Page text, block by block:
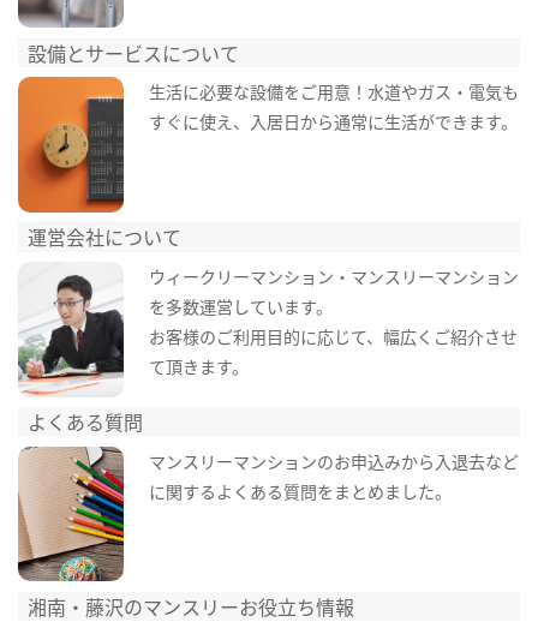
設備とサービスについて
生活に必要な設備をご用意！水道やガス・電気も
すぐに使え、入居日から通常に生活ができます。
運営会社について
ウィークリーマンション・マンスリーマンション
を多数運営しています。
お客様のご利用目的に応じて、幅広くご紹介させ
て頂きます。
よくある質問
マンスリーマンションのお申込みから入退去など
に関するよくある質問をまとめました。
湘南・藤沢のマンスリーお役立ち情報